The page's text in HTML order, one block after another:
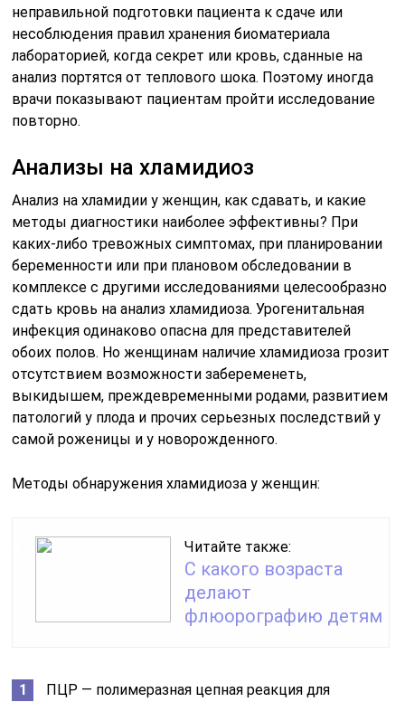
неправильной подготовки пациента к сдаче или
несоблюдения правил хранения биоматериала
лабораторией, когда секрет или кровь, сданные на
анализ портятся от теплового шока. Поэтому иногда
врачи показывают пациентам пройти исследование
повторно.
Анализы на хламидиоз
Анализ на хламидии у женщин, как сдавать, и какие
методы диагностики наиболее эффективны? При
каких-либо тревожных симптомах, при планировании
беременности или при плановом обследовании в
комплексе с другими исследованиями целесообразно
сдать кровь на анализ хламидиоза. Урогенитальная
инфекция одинаково опасна для представителей
обоих полов. Но женщинам наличие хламидиоза грозит
отсутствием возможности забеременеть,
выкидышем, преждевременными родами, развитием
патологий у плода и прочих серьезных последствий у
самой роженицы и у новорожденного.
Методы обнаружения хламидиоза у женщин:
Читайте также:
С какого возраста
делают
флюорографию детям
ПЦР — полимеразная цепная реакция для